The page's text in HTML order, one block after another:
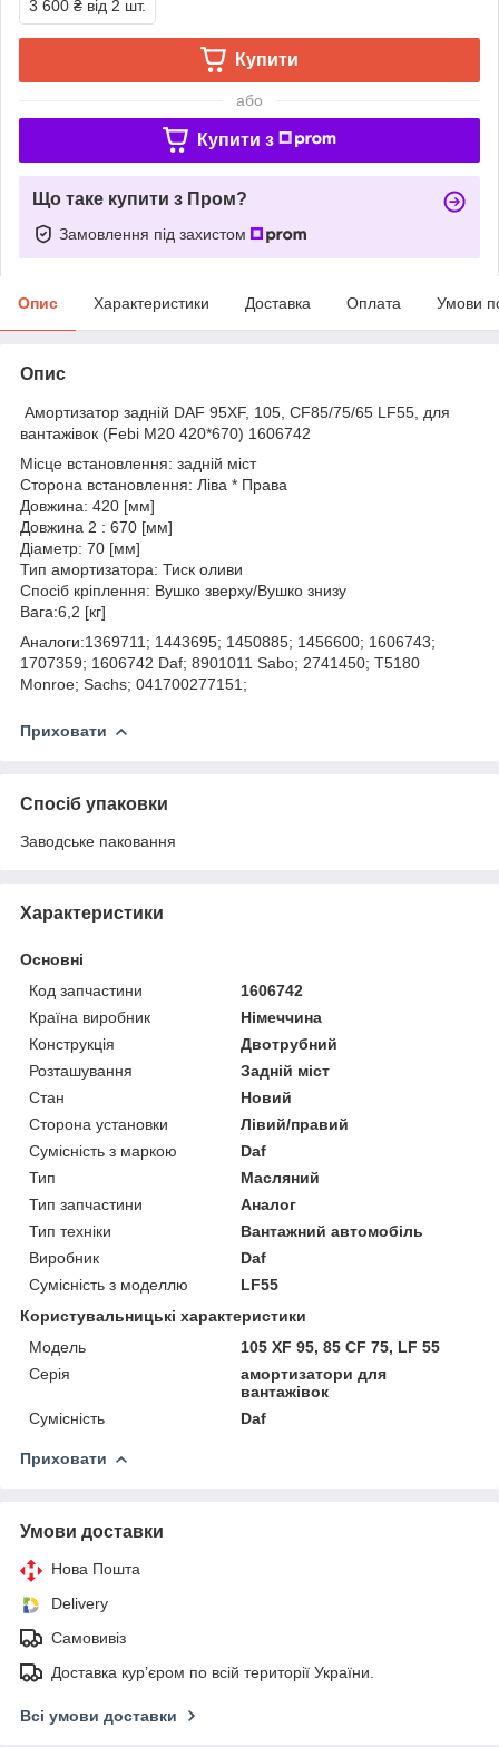
3 600 ₴ від 2 шт.
Купити
або
Купити з
Що таке купити з Пром?
Замовлення під захистом
Опис Характеристики Доставка Оплата Умови
Опис
Амортизатор задній DAF 95XF, 105, CF85/75/65 LF55, для
вантажівок (Febi M20 420*670) 1606742
Місце встановлення: задній міст
Сторона встановлення: Ліва * Права
Довжина: 420 [мм]
Довжина 2 : 670 [мм]
Діаметр: 70 [мм]
Тип амортизатора: Тиск оливи
Спосіб кріплення: Вушко зверху/Вушко знизу
Вага:6,2 [кг]
Аналоги:1369711; 1443695; 1450885; 1456600; 1606743;
1707359; 1606742 Daf; 8901011 Sabo; 2741450; T5180
Monroe; Sachs; 041700277151;
Приховати
Спосіб упаковки
Заводське паковання
Характеристики
Основні
Код запчастини
1606742
Країна виробник
Німеччина
Конструкція
Двотрубний
Розташування
Задній міст
Стан
Новий
Сторона установки
Лівий/правий
Сумісність з маркою
Daf
Тип
Масляний
Тип запчастини
Аналог
Тип техніки
Вантажний автомобіль
Виробник
Daf
Сумісність з моделлю
LF55
Користувальницькі характеристики
Мoдель
105 XF 95, 85 CF 75, LF 55
Серія
амортизатори для
вантажівок
Сумісність
Daf
Приховати
Умови доставки
Нова Пошта
Delivery
Самовивіз
Доставка кур’єром по всій території України.
Всі умови доставки